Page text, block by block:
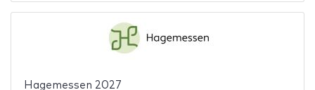
Hagemessen 2027